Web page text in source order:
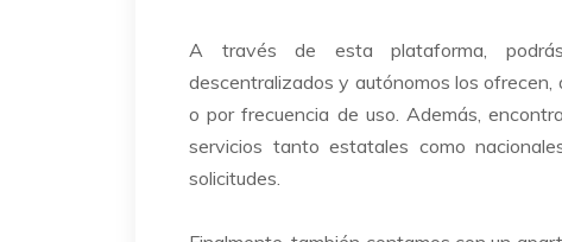
A través de esta plataforma, podrás
descentralizados y autónomos los ofrecen,
o por frecuencia de uso. Además,
servicios tanto estatales como
solicitudes.